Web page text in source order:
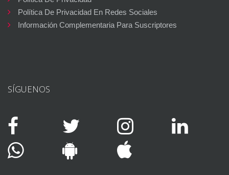
Política De Privacidad En Redes Sociales
Información Complementaria Para Suscriptores
SÍGUENOS